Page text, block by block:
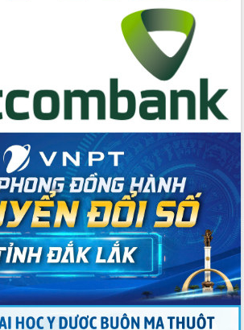
sửa chữa
đúng tiến độ
công tác
năm
liệt, đồng bộ
hiệu quả
có uy tín
và hôn
hút doanh